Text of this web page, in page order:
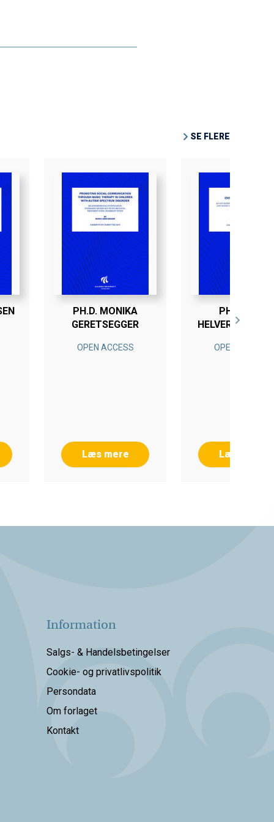
SE FLERE
PH.D. MONIKA
GERETSEGGER
OPEN ACCESS
Læs mere
PH.D. LINE
HELVERSKOV
OPEN ACCESS
Læs mere
Information
Salgs- & Handelsbetingelser
Cookie- og privatlivspolitik
Persondata
Om forlaget
Kontakt